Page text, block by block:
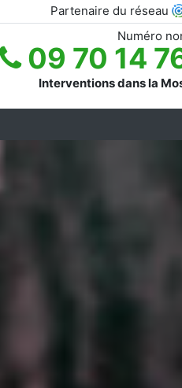
Partenaire du réseau
Numéro
09 70 14
Interventions dans la